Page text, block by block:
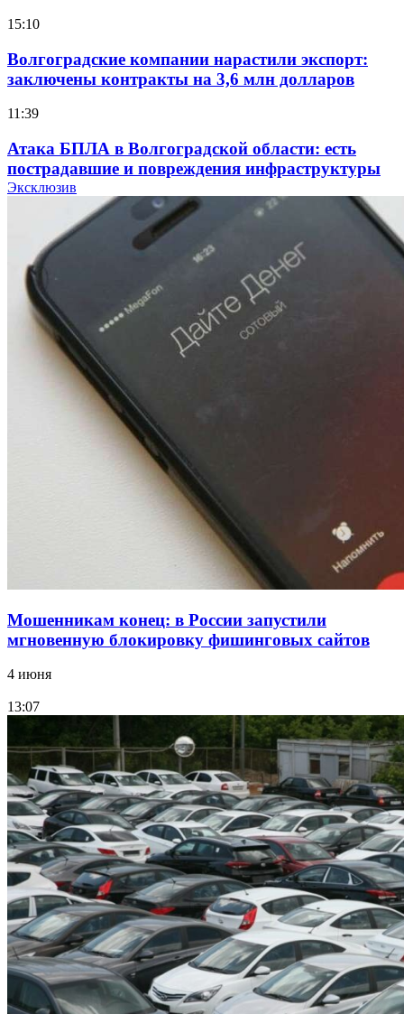
15:10
Волгоградские компании нарастили экспорт:
заключены контракты на 3,6 млн долларов
11:39
Атака БПЛА в Волгоградской области: есть
пострадавшие и повреждения инфраструктуры
Волгоградские вузы в топе зарплатного
рейтинга: ВолгГТУ и ВолгГМУ вошли в топ‑15
для химической отрасли и фармацевтики
18:39
В Красноармейском районе Волгограда стартует
конкурс на ремонт моста через Волго‑Донской
судоходный канал
Фестиваль #ТриЧетыре в Волгограде пройдёт
11–13 сентября в рамках Года единства народов
Эксклюзив
Мошенникам конец: в России запустили
мгновенную блокировку фишинговых сайтов
4 июня
13:07